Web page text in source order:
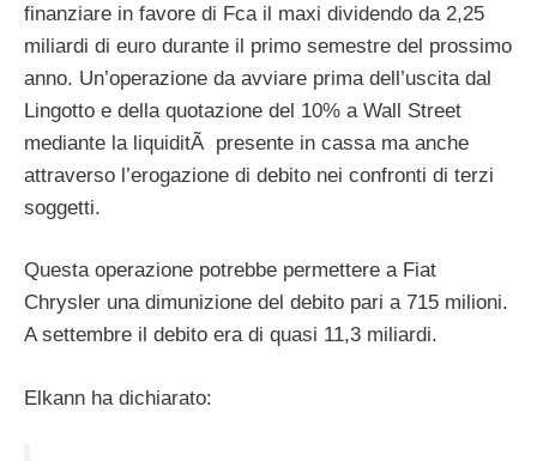
finanziare in favore di Fca il maxi dividendo da 2,25
miliardi di euro durante il primo semestre del prossimo
anno. Un’operazione da avviare prima dell’uscita dal
Lingotto e della quotazione del 10% a Wall Street
mediante la liquiditÃ presente in cassa ma anche
attraverso l’erogazione di debito nei confronti di terzi
soggetti.
Questa operazione potrebbe permettere a Fiat
Chrysler una dimunizione del debito pari a 715 milioni.
A settembre il debito era di quasi 11,3 miliardi.
Elkann ha dichiarato: